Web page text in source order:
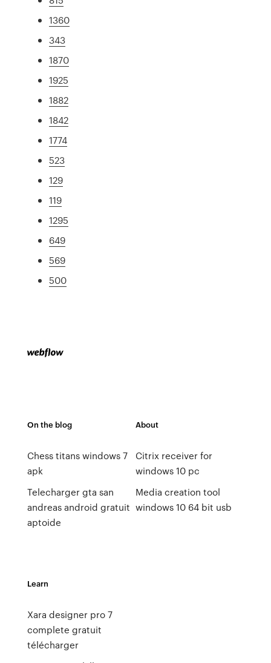
1360
343
1870
1925
1882
1842
1774
523
129
119
1295
649
569
500
On the blog
Chess titans windows 7
apk
Telecharger gta san
andreas android gratuit
aptoide
About
Citrix receiver for
windows 10 pc
Media creation tool
windows 10 64 bit usb
Learn
Xara designer pro 7
complete gratuit
télécharger